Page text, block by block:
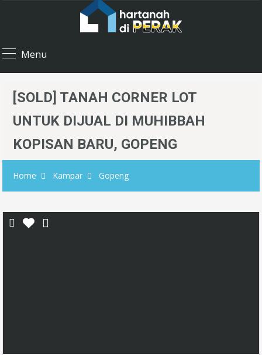
Menu
[SOLD] TANAH CORNER LOT
UNTUK DIJUAL DI MUHIBBAH
KOPISAN BARU, GOPENG
Home Kampar Gopeng